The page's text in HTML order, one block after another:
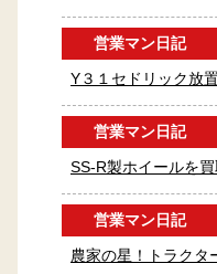
営業マン日記
Y３１セドリック放
営業マン日記
SS-R製ホイールを
営業マン日記
農家の星！トラクタ